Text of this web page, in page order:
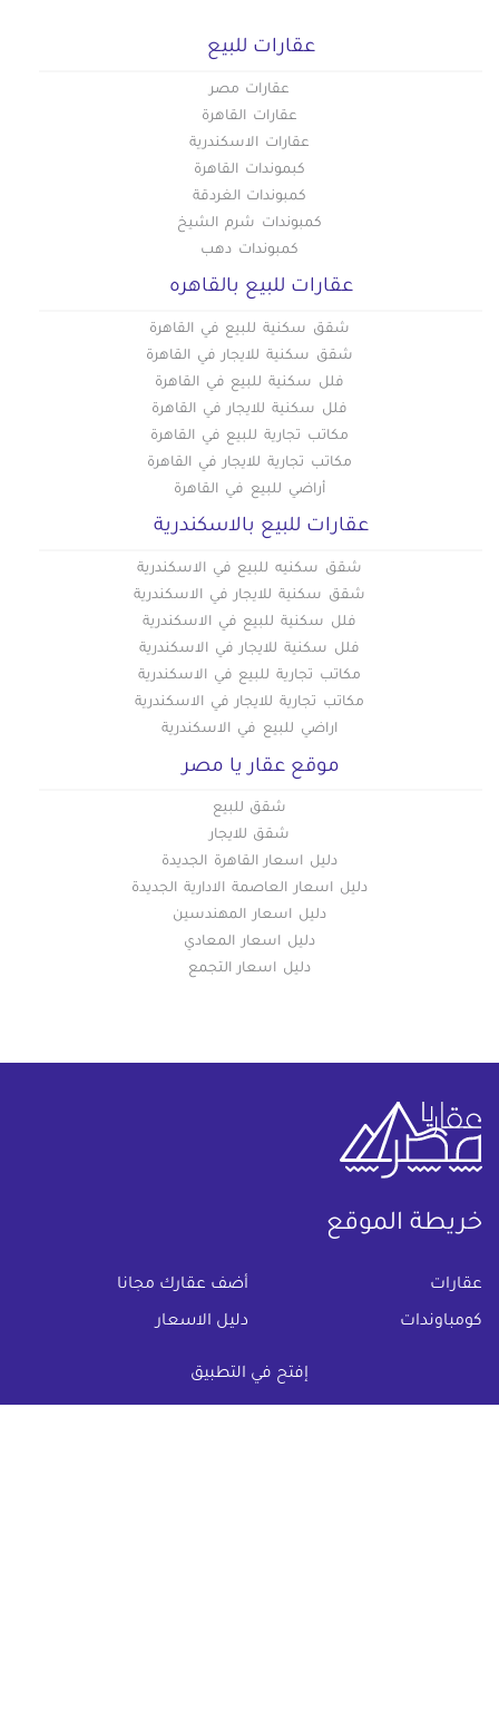
إفتح في التطبيق
عقارات للبيع
عقارات مصر
عقارات القاهرة
عقارات الاسكندرية
كبموندات القاهرة
كمبوندات الغردقة
كمبوندات شرم الشيخ
كمبوندات دهب
عقارات للبيع بالقاهره
شقق سكنية للبيع في القاهرة
شقق سكنية للايجار في القاهرة
فلل سكنية للبيع في القاهرة
فلل سكنية للايجار في القاهرة
مكاتب تجارية للبيع في القاهرة
مكاتب تجارية للايجار في القاهرة
أراضي للبيع في القاهرة
عقارات للبيع بالاسكندرية
شقق سكنيه للبيع في الاسكندرية
شقق سكنية للايجار في الاسكندرية
فلل سكنية للبيع في الاسكندرية
فلل سكنية للايجار في الاسكندرية
مكاتب تجارية للبيع في الاسكندرية
مكاتب تجارية للايجار في الاسكندرية
اراضي للبيع في الاسكندرية
موقع عقار يا مصر
شقق للبيع
شقق للايجار
دليل اسعار القاهرة الجديدة
دليل اسعار العاصمة الادارية الجديدة
دليل اسعار المهندسين
دليل اسعار المعادي
دليل اسعار التجمع
خريطة الموقع
عقارات أضف عقارك مجانا
كومباوندات دليل الاسعار